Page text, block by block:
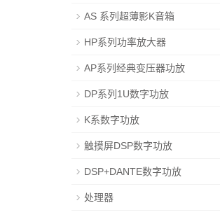
AS 系列超薄影K音箱
HP系列功率放大器
AP系列经典变压器功放
DP系列1U数字功放
K系数字功放
触摸屏DSP数字功放
DSP+DANTE数字功放
处理器